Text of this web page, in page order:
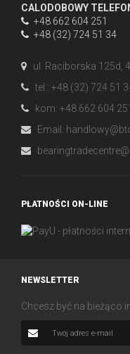
CALODOBOWY
+48 662 604 251
+48 (32) 724 51 34
ul. Raciborska 125d,
tel.: +48 (32) 724 51
kom: +48 662 604 251
Email:
PŁATNOŚCI ON-LINE
NEWSLETTER
Chcesz być na bieżąco